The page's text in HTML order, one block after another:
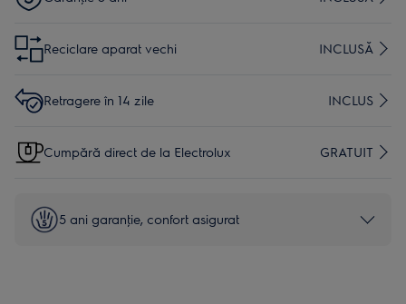
Reciclare aparat vechi INCLUSĂ
Retragere în 14 zile INCLUS
Cumpără direct de la Electrolux GRATUIT
5 ani garanţie, confort asigurat